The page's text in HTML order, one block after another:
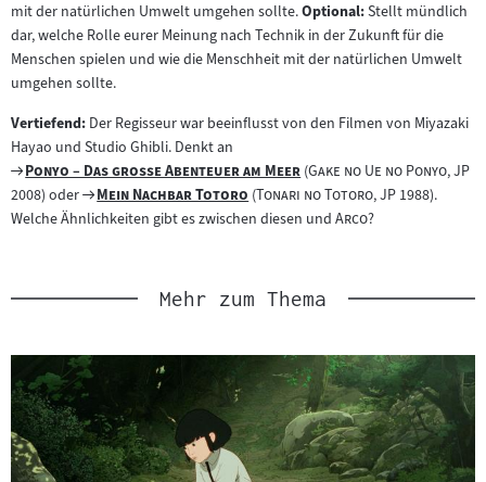
mit der natürlichen Umwelt umgehen sollte.Optional:Stellt mündlich
dar, welche Rolle eurer Meinung nach Technik in der Zukunft für die
Menschen spielen und wie die Menschheit mit der natürlichen Umwelt
umgehen sollte.
Vertiefend: Der Regisseur war beeinflusst von den Filmen von Miyazaki
Hayao und Studio Ghibli. Denkt an
Zum
Filmarchiv:
"
Ponyo – Das große Abenteuer am Meer"("Gake no Ue no Ponyo", JP
2008) oder
Zum
Filmarchiv:
"
Mein Nachbar Totoro "("Tonari no Totoro", JP 1988).
Welche Ähnlichkeiten gibt es zwischen diesen und "
Arco"?
Mehr zum Thema